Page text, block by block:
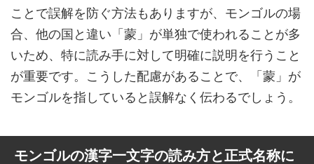
ことで誤解を防ぐ方法もありますが、モンゴルの場
合、他の国と違い「蒙」が単独で使われることが多
いため、特に読み手に対して明確に説明を行うこと
が重要です。こうした配慮があることで、「蒙」が
モンゴルを指していると誤解なく伝わるでしょう。
モンゴルの漢字一文字の読み方と正式名称に